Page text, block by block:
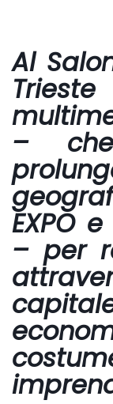
Al
Trieste
–
EXPO
– per